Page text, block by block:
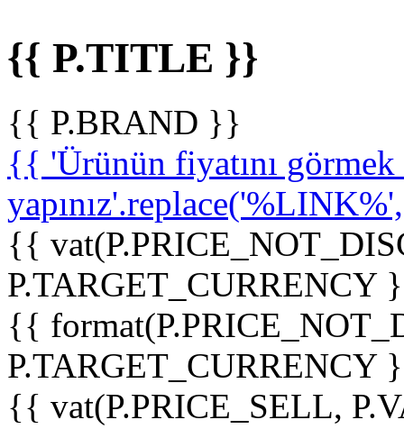
{{ P.TITLE }}
{{ P.BRAND }}
{{ 'Ürünün fiyatını
{{
P.TARGET_CURRENCY
{{
P.TARGET_CURRENCY
{{ vat(P.PRICE_SELL,